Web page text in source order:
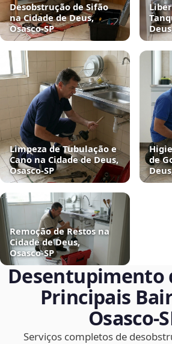
Desobstrução de Sifão
na Cidade de Deus,
Osasco‑SP
Limpeza de Tubulação e
Cano na Cidade de Deus,
Osasco‑SP
de
Remoção de Restos na
Cidade de Deus,
Osasco‑SP
Desentupimento
Principais
Serviços completos de